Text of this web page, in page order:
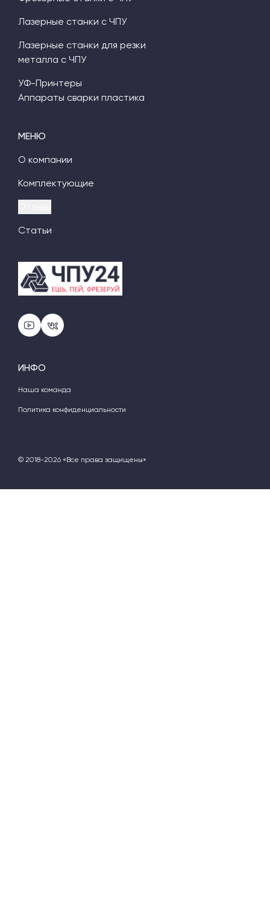
МЕНЮ
О компании
Комплектующие
Статьи
Лазерные станки с ЧПУ
Лазерные станки для резки
металла с ЧПУ
УФ-Принтеры
Аппараты сварки пластика
ИНФО
Наша команда
Политика конфиденциальности
© 2018-2026 «Все права защищены»